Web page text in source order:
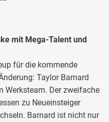
mit Mega-Talent und
für die kommende
Taylor Barnard
Werksteam. Der zweifache
zu Neueinsteiger
Barnard ist nicht nur